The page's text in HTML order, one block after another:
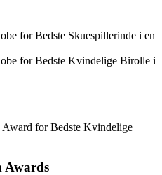
for Bedste Skuespillerinde i en
for Bedste Kvindelige Birolle i
for Bedste Kvindelige
Awards